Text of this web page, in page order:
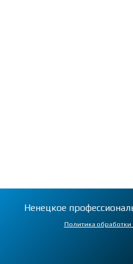
Ненецкое
Политика обработки